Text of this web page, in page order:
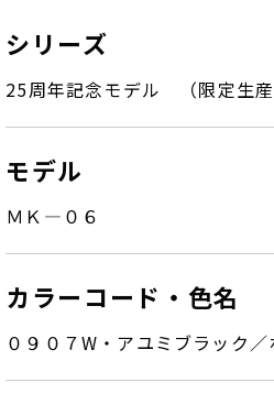
シリーズ
25周年記念モデル （限定生産
モデル
ＭＫ―０６
カラーコード・色名
０９０７W・アユミブラック